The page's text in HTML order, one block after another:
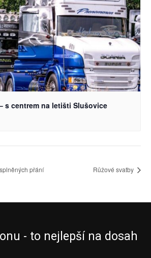
s centrem na letišti Slušovice
přání Růžové svatby
- to nejlepší na dosah